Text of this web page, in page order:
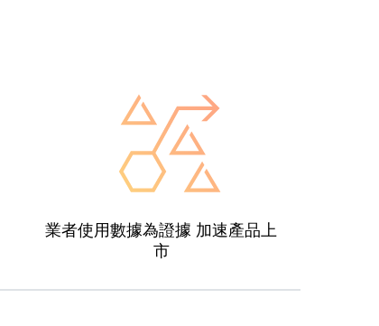
業者使用數據為證據 加速產品上
市